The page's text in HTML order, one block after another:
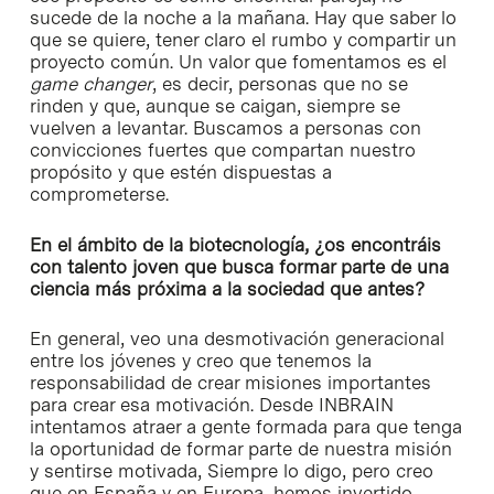
sucede de la noche a la mañana. Hay que saber lo
que se quiere, tener claro el rumbo y compartir un
proyecto común. Un valor que fomentamos es el
game changer, es decir, personas que no se
rinden y que, aunque se caigan, siempre se
vuelven a levantar. Buscamos a personas con
convicciones fuertes que compartan nuestro
propósito y que estén dispuestas a
comprometerse.
En el ámbito de la biotecnología, ¿os encontráis
con talento joven que busca formar parte de una
ciencia más próxima a la sociedad que antes?
En general, veo una desmotivación generacional
entre los jóvenes y creo que tenemos la
responsabilidad de crear misiones importantes
para crear esa motivación. Desde INBRAIN
intentamos atraer a gente formada para que tenga
la oportunidad de formar parte de nuestra misión
y sentirse motivada, Siempre lo digo, pero creo